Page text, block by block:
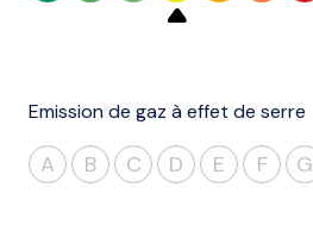
Emission de gaz à effet de serre
A B C D E F G